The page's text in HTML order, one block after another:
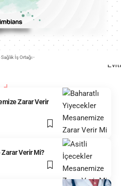
İş Ortağı -
Zarar Verir
Verir Mi?